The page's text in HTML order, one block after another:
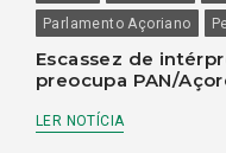
Parlamento Açoriano
Escassez de
preocupa PAN/
LER NOTÍCIA